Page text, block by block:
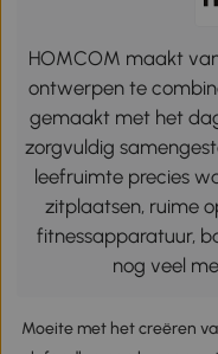
HOMCOM maakt
ontwerpen te
gemaakt met het
zorgvuldig
leefruimte precies
zitplaatsen, ruime
fitnessapparatuur,
nog veel
Moeite met het creëren